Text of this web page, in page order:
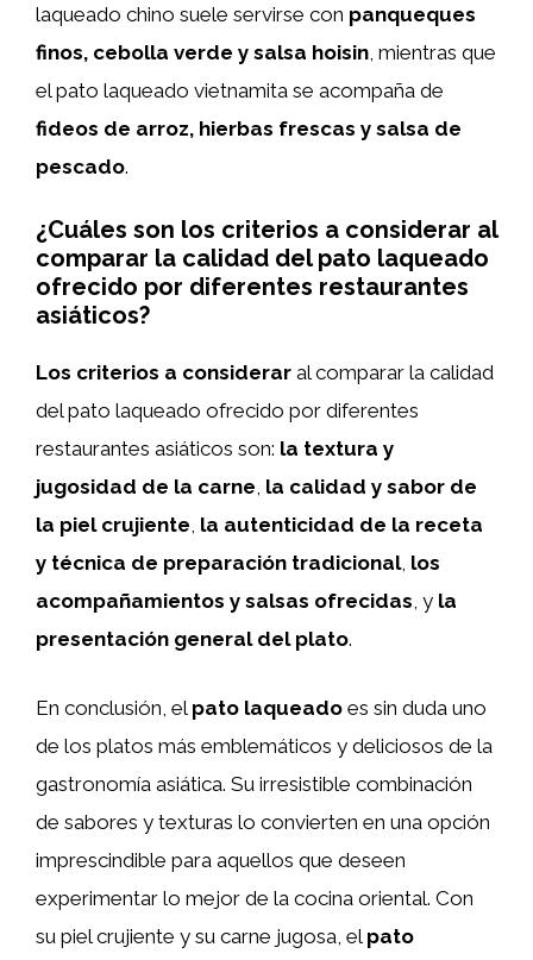
laqueado chino suele servirse con panqueques
finos, cebolla verde y salsa hoisin , mientras que
el pato laqueado vietnamita se acompaña de
fideos de arroz, hierbas frescas y salsa de
pescado.
¿Cuáles son los criterios a considerar al
comparar la calidad del pato laqueado
ofrecido por diferentes restaurantes
asiáticos?
Los criterios a considerar al comparar la calidad
del pato laqueado ofrecido por diferentes
restaurantes asiáticos son: la textura y
jugosidad de la carne, la calidad y sabor de
la piel crujiente, la autenticidad de la receta
y técnica de preparación tradicional, los
acompañamientos y salsas ofrecidas, y la
presentación general del plato.
En conclusión, el pato laqueado es sin duda uno
de los platos más emblemáticos y deliciosos de la
gastronomía asiática. Su irresistible combinación
de sabores y texturas lo convierten en una opción
imprescindible para aquellos que deseen
experimentar lo mejor de la cocina oriental. Con
su piel crujiente y su carne jugosa, el pato